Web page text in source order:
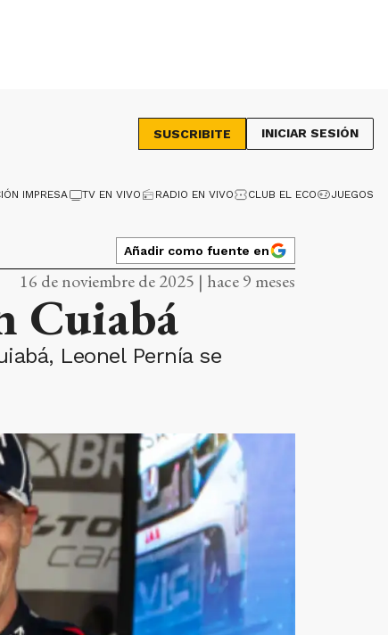
SUSCRIBITE INICIAR SESIÓN
IMPRESA TV EN VIVO RADIO EN VIVO CLUB EL ECO JUEGOS
Añadir como fuente en
16 de noviembre de 2025 | hace 9 meses
Cuiabá
Leonel Pernía se